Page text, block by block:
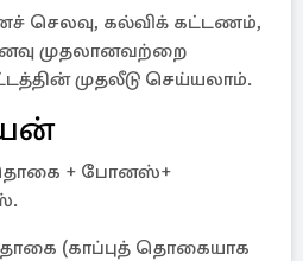
செலவு, கல்விக் கட்டணம்,
முதலானவற்றை
முதலீடு செய்யலாம்.
+ போனஸ்+
(காப்புத் தொகையாக